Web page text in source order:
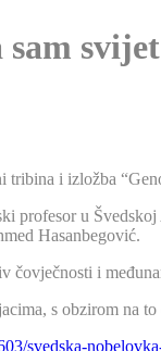
i izložba
u
Hasanbegović.
i
s obzirom na
svedska-